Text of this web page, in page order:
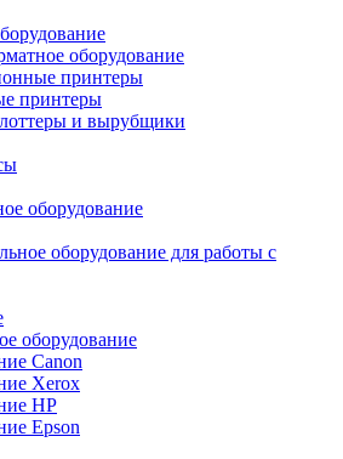
оборудование
принтеры
принтеры
и вырубщики
оборудование
оборудование для работы с
оборудование
Canon
Xerox
HP
Epson